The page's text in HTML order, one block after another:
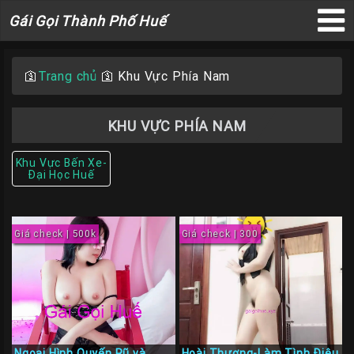
Gái Gọi Thành Phố Huế
Gái
Thành
Phố
Huế
×
Trang
Chủ
Gái
gọi
Gái
Gọi
Huế
🛐 Trang chủ 🛐 Khu Vực Phía Nam
KHU VỰC PHÍA NAM
Khu Vực Bến Xe-
Đại Học Huế
Giá check | 500k Giá check | 300